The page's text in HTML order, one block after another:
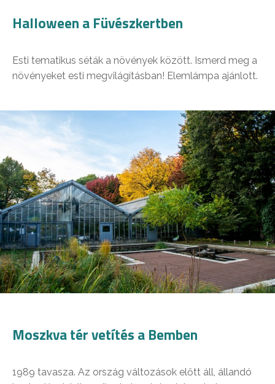
Halloween a Füvészkertben
Esti tematikus séták a növények között. Ismerd meg a
növényeket esti megvilágításban! Elemlámpa ajánlott.
Moszkva tér vetítés a Bemben
1989 tavasza. Az ország változások előtt áll, állandó